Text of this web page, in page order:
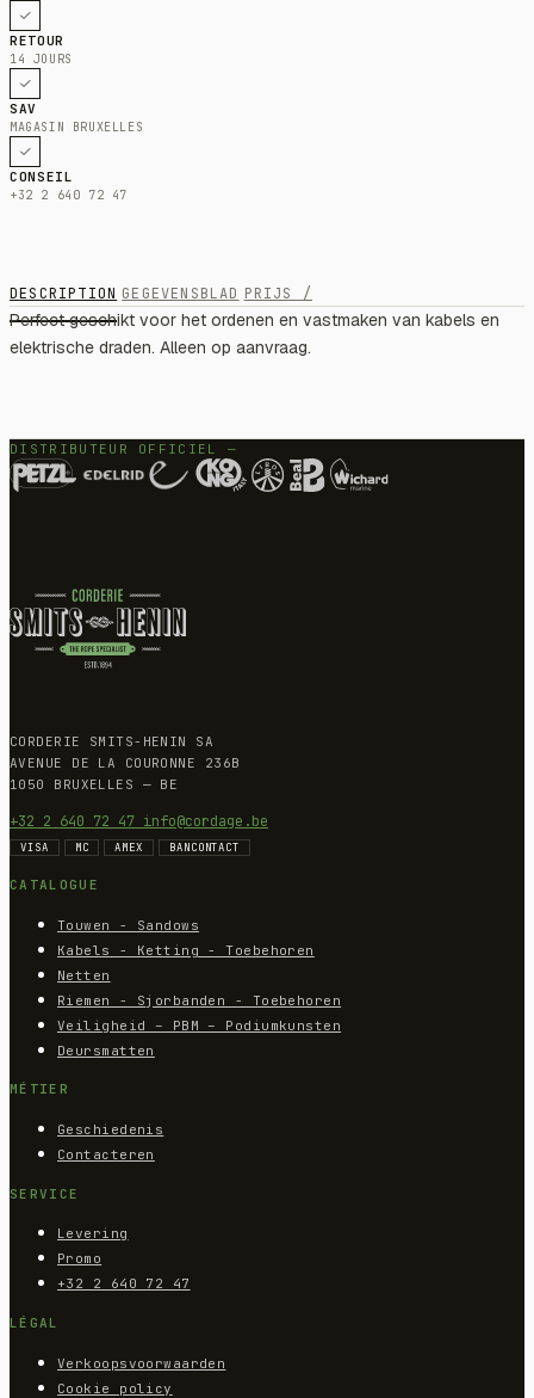
RETOUR
14 JOURS
SAV
MAGASIN BRUXELLES
CONSEIL
+32 2 640 72 47
DESCRIPTION GEGEVENSBLAD PRIJS /
Perfect geschikt voor het ordenen en vastmaken van kabels en
elektrische draden. Alleen op aanvraag.
DISTRIBUTEUR OFFICIEL —
CORDERIE SMITS-HENIN SA
AVENUE DE LA COURONNE 236B
1050 BRUXELLES — BE
+32 2 640 72 47 info@cordage.be
VISA MC AMEX BANCONTACT
CATALOGUE
Touwen - Sandows
Kabels - Ketting - Toebehoren
Netten
Riemen - Sjorbanden - Toebehoren
Veiligheid – PBM – Podiumkunsten
Deursmatten
MÉTIER
Geschiedenis
Contacteren
SERVICE
Levering
Promo
+32 2 640 72 47
LÉGAL
Verkoopsvoorwaarden
Cookie policy